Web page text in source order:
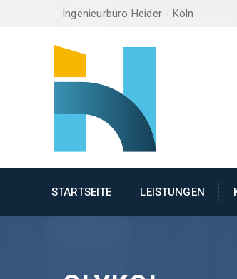
Ingenieurbüro Heider - Köln
STARTSEITE LEISTUNGEN